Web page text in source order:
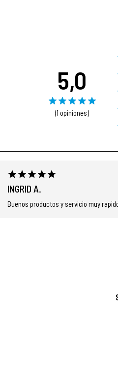
5,0
(1 opiniones)
INGRID A.
Buenos productos y servicio muy